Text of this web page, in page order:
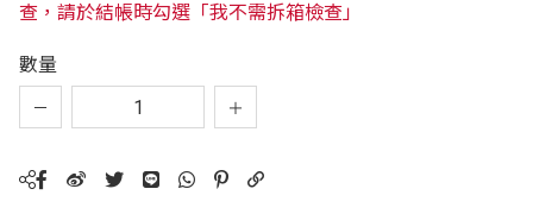
查，請於結帳時勾選「我不需拆箱檢查」
數量